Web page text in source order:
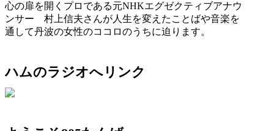
心の扉を開くプロである元NHKエグゼクティブアナウ
ンサー 村上信夫さんが人生を変えたことばや音楽を
通して丹波の女性のココロのうちに迫ります。
ハムのラジオへリンク